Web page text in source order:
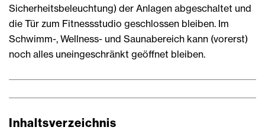
Sicherheitsbeleuchtung) der Anlagen abgeschaltet und
die Tür zum Fitnessstudio geschlossen bleiben. Im
Schwimm-, Wellness- und Saunabereich kann (vorerst)
noch alles uneingeschränkt geöffnet bleiben.
Inhaltsverzeichnis